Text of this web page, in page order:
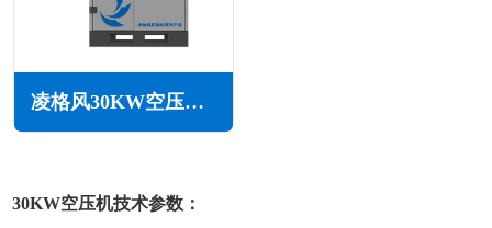
凌格风30KW空压机CS系列
30KW空压机技术参数：